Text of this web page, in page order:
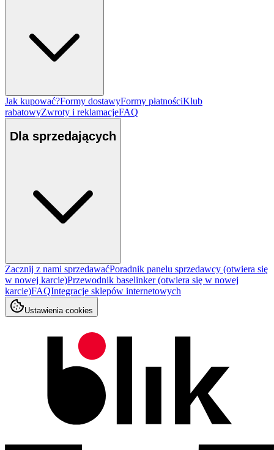
Jak kupować?Formy dostawyFormy płatnościKlub
rabatowyZwroty i reklamacjeFAQ
Dla sprzedających
Zacznij z nami sprzedawaćPoradnik panelu sprzedawcy (otwiera się
w nowej karcie)Przewodnik baselinker(otwiera się w nowej
karcie)FAQIntegracje sklepów internetowych
Ustawienia cookies